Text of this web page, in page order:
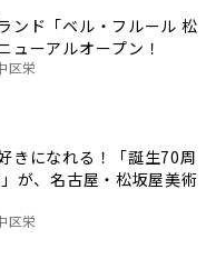
ンド「ベル・フルール 松
ューアルオープン！
区栄
きになれる！「誕生70周
が、名古屋・松坂屋美術
区栄